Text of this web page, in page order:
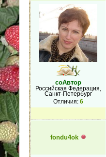
соАвтор
Российская Федерация,
Санкт-Петербург
Отличия: 6
fondu4ok